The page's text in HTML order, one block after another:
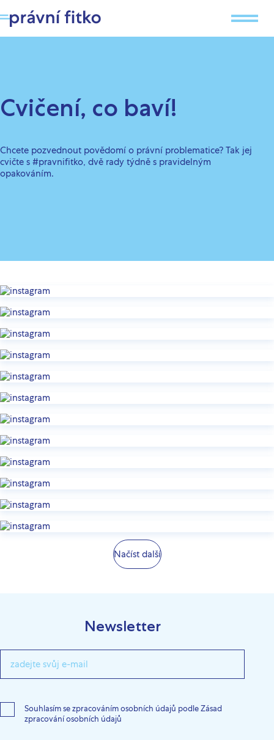
Cvičení, co baví!
Chcete pozvednout povědomí o právní problematice? Tak jej
cvičte s #pravnifitko, dvě rady týdně s pravidelným
opakováním.
Načíst další
Newsletter
Souhlasím se zpracováním osobních údajů podle Zásad
zpracování osobních údajů